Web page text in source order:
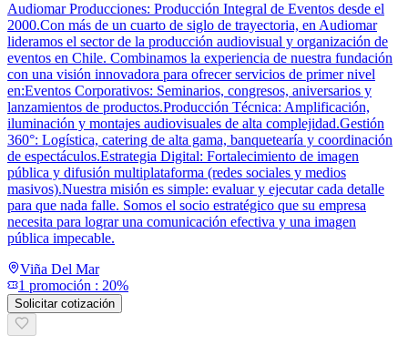
Audiomar Producciones: Producción Integral de Eventos desde el
2000.Con más de un cuarto de siglo de trayectoria, en Audiomar
lideramos el sector de la producción audiovisual y organización de
eventos en Chile. Combinamos la experiencia de nuestra fundación
con una visión innovadora para ofrecer servicios de primer nivel
en:Eventos Corporativos: Seminarios, congresos, aniversarios y
lanzamientos de productos.Producción Técnica: Amplificación,
iluminación y montajes audiovisuales de alta complejidad.Gestión
360°: Logística, catering de alta gama, banquetearía y coordinación
de espectáculos.Estrategia Digital: Fortalecimiento de imagen
pública y difusión multiplataforma (redes sociales y medios
masivos).Nuestra misión es simple: evaluar y ejecutar cada detalle
para que nada falle. Somos el socio estratégico que su empresa
necesita para lograr una comunicación efectiva y una imagen
pública impecable.
Viña Del Mar
1 promoción : 20%
Solicitar cotización